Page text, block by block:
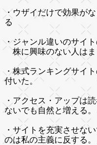
・ウザイだけで効果が
る
・ジャンル違いのサイ
株に興味のない人はま
・株式ランキングサイ
付いた。
・アクセス・アップは
ないでも自然と増える。
・サイトを充実させな
のは私の主義に反する。